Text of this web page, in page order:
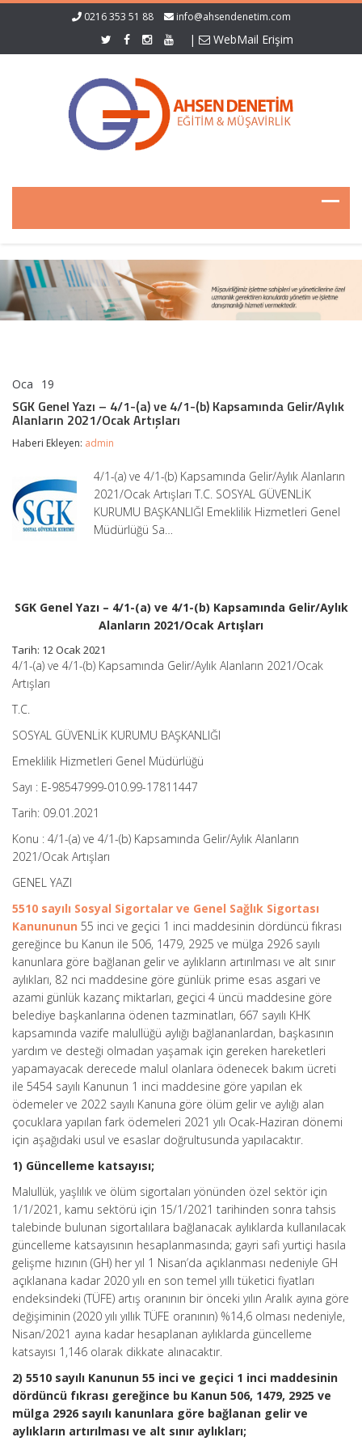
0216 353 51 88 info@ahsendenetim.com
| WebMail Erişim
Oca 19
Yazı
–
4/1-
4/1-
(b)
Kapsamında
Gelir/Aylık
Alanların
SGK Genel Yazı – 4/1-(a) ve 4/1-(b) Kapsamında Gelir/Aylık
Alanların 2021/Ocak Artışları
Haberi Ekleyen: admin
4/1-(a) ve 4/1-(b) Kapsamında Gelir/Aylık Alanların
2021/Ocak Artışları T.C. SOSYAL GÜVENLİK
KURUMU BAŞKANLIĞI Emeklilik Hizmetleri Genel
Müdürlüğü Sa…
SGK Genel Yazı – 4/1-(a) ve 4/1-(b) Kapsamında Gelir/Aylık
Alanların 2021/Ocak Artışları
Tarih: 12 Ocak 2021
4/1-(a) ve 4/1-(b) Kapsamında Gelir/Aylık Alanların 2021/Ocak
Artışları
T.C.
SOSYAL GÜVENLİK KURUMU BAŞKANLIĞI
Emeklilik Hizmetleri Genel Müdürlüğü
Sayı : E-98547999-010.99-17811447
Tarih: 09.01.2021
Konu : 4/1-(a) ve 4/1-(b) Kapsamında Gelir/Aylık Alanların
2021/Ocak Artışları
GENEL YAZI
5510 sayılı Sosyal Sigortalar ve Genel Sağlık Sigortası
Kanununun 55 inci ve geçici 1 inci maddesinin dördüncü fıkrası
gereğince bu Kanun ile 506, 1479, 2925 ve mülga 2926 sayılı
kanunlara göre bağlanan gelir ve aylıkların artırılması ve alt sınır
aylıkları, 82 nci maddesine göre günlük prime esas asgari ve
azami günlük kazanç miktarları, geçici 4 üncü maddesine göre
belediye başkanlarına ödenen tazminatları, 667 sayılı KHK
kapsamında vazife malullüğü aylığı bağlananlardan, başkasının
yardım ve desteği olmadan yaşamak için gereken hareketleri
yapamayacak derecede malul olanlara ödenecek bakım ücreti
ile 5454 sayılı Kanunun 1 inci maddesine göre yapılan ek
ödemeler ve 2022 sayılı Kanuna göre ölüm gelir ve aylığı alan
çocuklara yapılan fark ödemeleri 2021 yılı Ocak-Haziran dönemi
için aşağıdaki usul ve esaslar doğrultusunda yapılacaktır.
1) Güncelleme katsayısı;
Malullük, yaşlılık ve ölüm sigortaları yönünden özel sektör için
1/1/2021, kamu sektörü için 15/1/2021 tarihinden sonra tahsis
talebinde bulunan sigortalılara bağlanacak aylıklarda kullanılacak
güncelleme katsayısının hesaplanmasında; gayri safi yurtiçi hasıla
gelişme hızının (GH) her yıl 1 Nisan’da açıklanması nedeniyle GH
açıklanana kadar 2020 yılı en son temel yıllı tüketici fiyatları
endeksindeki (TÜFE) artış oranının bir önceki yılın Aralık ayına göre
değişiminin (2020 yılı yıllık TÜFE oranının) %14,6 olması nedeniyle,
Nisan/2021 ayına kadar hesaplanan aylıklarda güncelleme
katsayısı 1,146 olarak dikkate alınacaktır.
2) 5510 sayılı Kanunun 55 inci ve geçici 1 inci maddesinin
dördüncü fıkrası gereğince bu Kanun 506, 1479, 2925 ve
mülga 2926 sayılı kanunlara göre bağlanan gelir ve
aylıkların artırılması ve alt sınır aylıkları;